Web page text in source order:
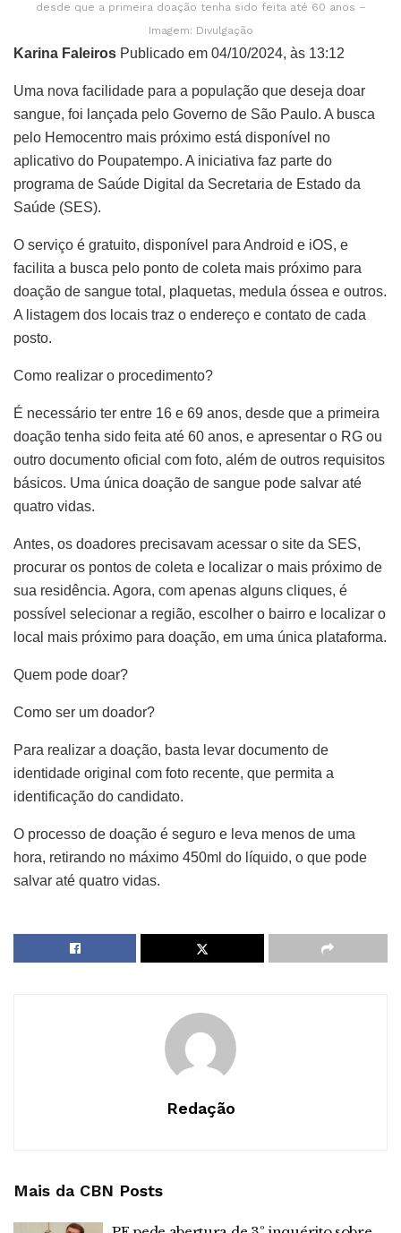
desde que a primeira doação tenha sido feita até 60 anos –
Imagem: Divulgação
Karina Faleiros Publicado em 04/10/2024, às 13:12
Uma nova facilidade para a população que deseja doar
sangue, foi lançada pelo Governo de São Paulo. A busca
pelo Hemocentro mais próximo está disponível no
aplicativo do Poupatempo. A iniciativa faz parte do
programa de Saúde Digital da Secretaria de Estado da
Saúde (SES).
O serviço é gratuito, disponível para Android e iOS, e
facilita a busca pelo ponto de coleta mais próximo para
doação de sangue total, plaquetas, medula óssea e outros.
A listagem dos locais traz o endereço e contato de cada
posto.
Como realizar o procedimento?
É necessário ter entre 16 e 69 anos, desde que a primeira
doação tenha sido feita até 60 anos, e apresentar o RG ou
outro documento oficial com foto, além de outros requisitos
básicos. Uma única doação de sangue pode salvar até
quatro vidas.
Antes, os doadores precisavam acessar o site da SES,
procurar os pontos de coleta e localizar o mais próximo de
sua residência. Agora, com apenas alguns cliques, é
possível selecionar a região, escolher o bairro e localizar o
local mais próximo para doação, em uma única plataforma.
Quem pode doar?
Como ser um doador?
Para realizar a doação, basta levar documento de
identidade original com foto recente, que permita a
identificação do candidato.
O processo de doação é seguro e leva menos de uma
hora, retirando no máximo 450ml do líquido, o que pode
salvar até quatro vidas.
Redação
Mais da CBN Posts